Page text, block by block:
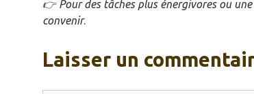
👉 Pour des tâches plus énergivores ou
convenir.
Laisser un